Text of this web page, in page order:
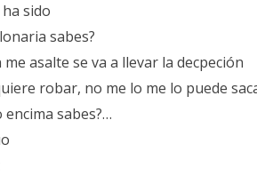
sido
sabes?
asalte se va a llevar la decpeción
robar, no me lo me lo puede
sabes?…